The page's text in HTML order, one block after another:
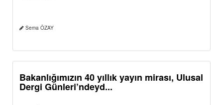
Aynı kaygıları paylaşarak suyumuzu
Son yıllarda iklim değişikliğine bağlı olarak yağışlar azalıp
sıcaklıklar yükselirken; nüfus artışı, kentleşme, sanayi ve